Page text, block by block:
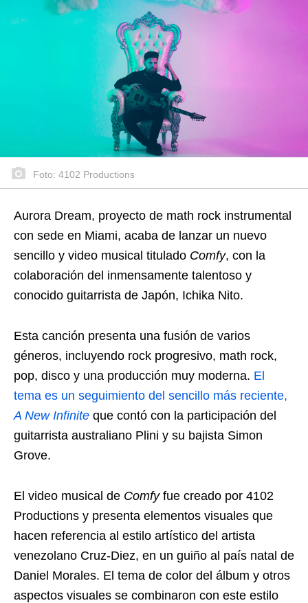
Foto: 4102 Productions
Aurora Dream, proyecto de math rock instrumental
con sede en Miami, acaba de lanzar un nuevo
sencillo y video musical titulado Comfy, con la
colaboración del inmensamente talentoso y
conocido guitarrista de Japón, Ichika Nito.
Esta canción presenta una fusión de varios
géneros, incluyendo rock progresivo, math rock,
pop, disco y una producción muy moderna. El
tema es un seguimiento del sencillo más reciente,
A New Infinite que contó con la participación del
guitarrista australiano Plini y su bajista Simon
Grove.
El video musical de Comfy fue creado por 4102
Productions y presenta elementos visuales que
hacen referencia al estilo artístico del artista
venezolano Cruz-Diez, en un guiño al país natal de
Daniel Morales. El tema de color del álbum y otros
aspectos visuales se combinaron con este estilo